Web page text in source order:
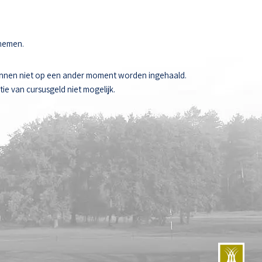
niet op een ander moment worden ingehaald.
van cursusgeld niet mogelijk.